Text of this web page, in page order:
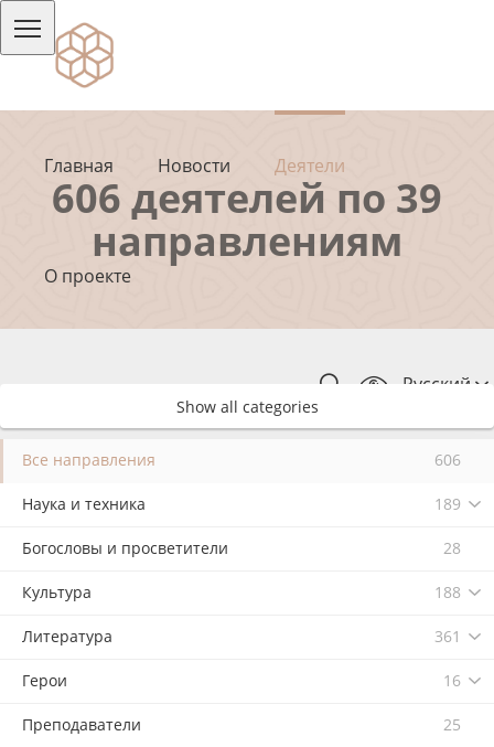
Главная Новости Деятели
О проекте
Русский
606 деятелей по 39
направлениям
Show all categories
Все направления 606
Наука и техника 189
Богословы и просветители 28
Культура 188
Литература 361
Герои 16
Преподаватели 25